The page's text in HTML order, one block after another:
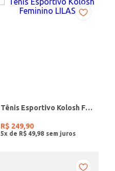
Tênis Esportivo Kolosh Feminino LILAS
R$ 249,90
5x de R$ 49 98